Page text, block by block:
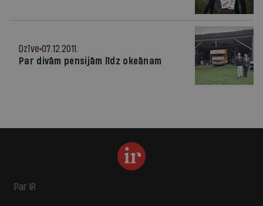
Dzīve 07.12.2011.
Par divām pensijām līdz okeānam
Par IR